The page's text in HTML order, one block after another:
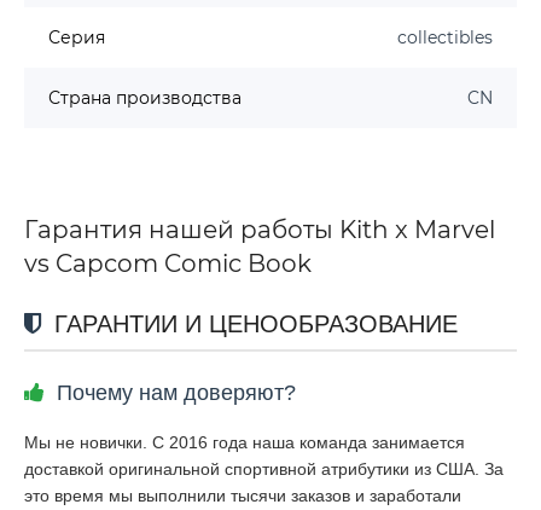
Серия collectibles
Страна производства CN
Гарантия нашей работы Kith x Marvel
vs Capcom Comic Book
ГАРАНТИИ И ЦЕНООБРАЗОВАНИЕ
Почему нам доверяют?
Мы не новички. С 2016 года наша команда занимается
доставкой оригинальной спортивной атрибутики из США. За
это время мы выполнили тысячи заказов и заработали